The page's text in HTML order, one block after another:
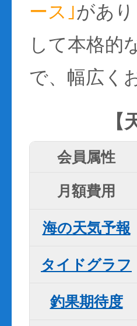
ース｣があ
して本格的
で、幅広く
会員属性
月額費用
海の天気予報
タイドグラフ
釣果期待度